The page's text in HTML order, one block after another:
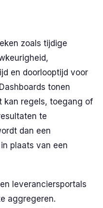
zoals tijdige
en doorlooptijd voor
tonen
kan regels, toegang of
te
dan een
plaats van een
leveranciersportals
aggregeren.